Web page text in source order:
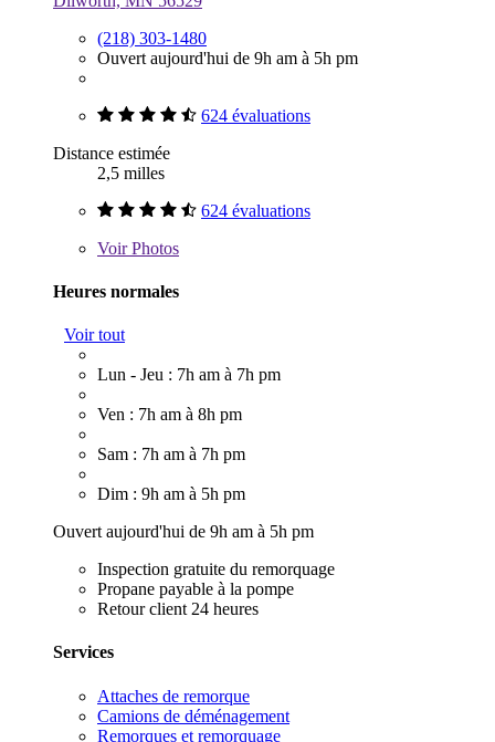
(218) 303-1480
Ouvert aujourd'hui de 9h am à 5h pm
624 évaluations
Distance estimée
2,5 milles
624 évaluations
VoirPhotos
Heures normales
Voir tout
Lun - Jeu : 7h am à 7h pm
Ven : 7h am à 8h pm
Sam : 7h am à 7h pm
Dim : 9h am à 5h pm
Ouvert aujourd'hui de 9h am à 5h pm
Inspection gratuite du remorquage
Propane payable à la pompe
Retour client 24 heures
Services
Attaches de remorque
Camions de déménagement
Remorques et remorquage